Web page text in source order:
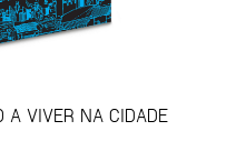
A VIVER NA CIDADE